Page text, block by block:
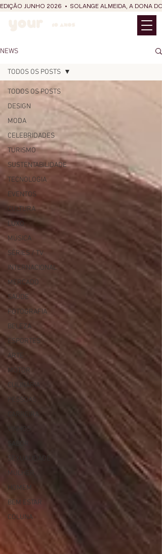
EDIÇÃO JUNHO 2026  •  SOLANGE ALMEIDA, A DONA
NEWS
TODOS OS POSTS
DESIGN
MODA
CELEBRIDADES
TURISMO
SUSTENTABILIDADE
TECNOLOGIA
EVENTOS
CULTURA
LUXO
MÚSICA
SÉRIES / TV
INTERNACIONAL
MERCADO
SAÚDE
FOTOGRAFIA
BELEZA
ESPORTES
ARTE
MOTOR
CULINÁRIA
PESSOAS
VINHOS
SEXUALIDADE
MULHER
HOMEM
BEM ESTAR
COLUNA
TODOS OS POSTS